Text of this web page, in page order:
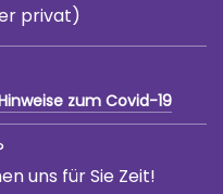
privat)
zum Covid-19
uns für Sie Zeit!